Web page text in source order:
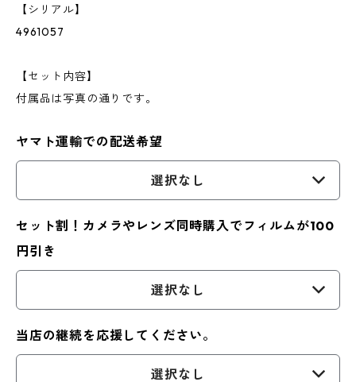
【シリアル】
4961057
【セット内容】
付属品は写真の通りです。
ヤマト運輸での配送希望
選択なし
セット割！カメラやレンズ同時購入でフィルムが100
円引き
選択なし
当店の継続を応援してください。
選択なし